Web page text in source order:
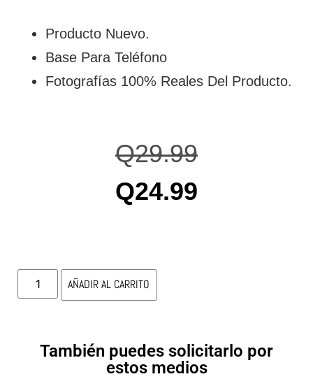
Producto Nuevo.
Base Para Teléfono
Fotografías 100% Reales Del Producto.
Q29.99
Q24.99
AÑADIR AL CARRITO
También puedes solicitarlo por
estos medios